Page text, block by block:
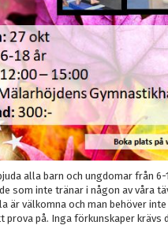
alla barn och ungdomar från
som inte tränar i någon av våra
är välkomna och man behöver
prova på. Inga förkunskaper